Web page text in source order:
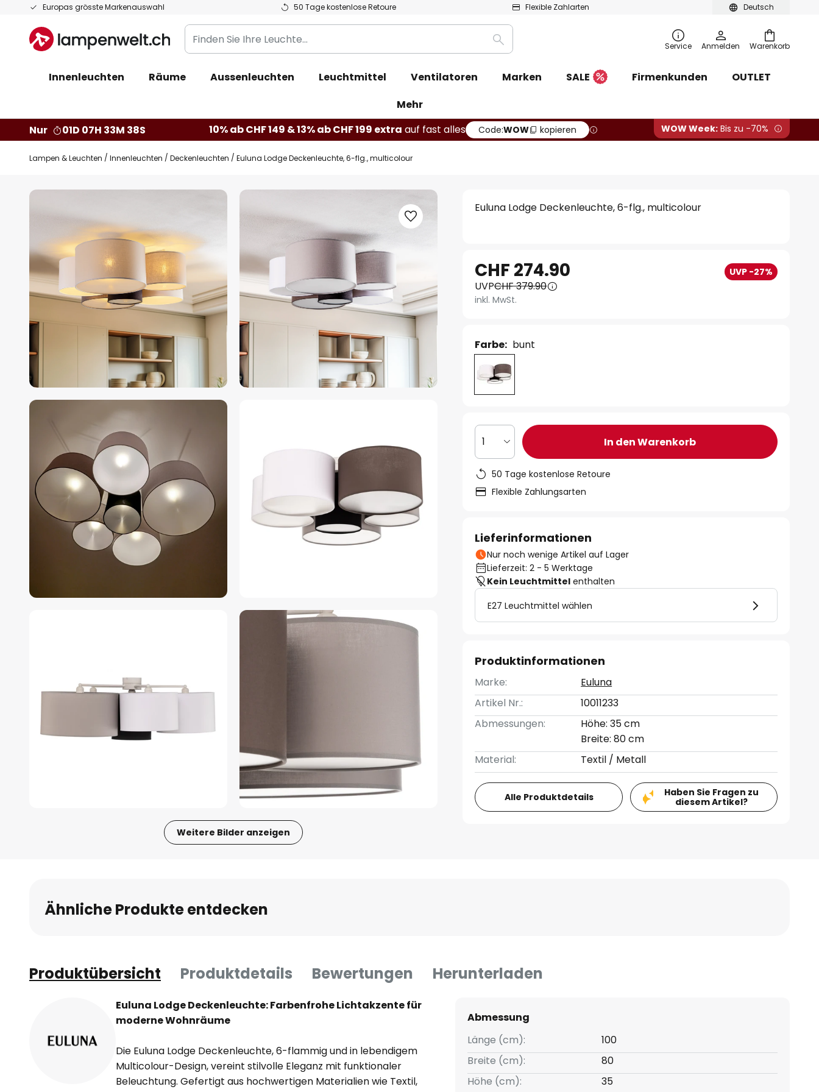
Deutsch
Europas grösste Markenauswahl 50 Tage kostenlose Retoure Flexible Zahlarten
Zum
springen
Warenkorb
Finden
Sie
Leuchte...
Suche Service Anmelden
Innenleuchten Räume Aussenleuchten Leuchtmittel Ventilatoren Marken SALE Firmenkunden
OUTLET
Mehr
Nur
01D 07H 33M 37S 10% ab CHF 149 & 13% ab CHF 199 extra auf fast alles Code:WOW kopieren WOW Week: Bis zu -70%
Lampen & Leuchten Innenleuchten Deckenleuchten Euluna Lodge Deckenleuchte, 6-flg., multicolour
Zum
Bildgalerie
springen
Weitere Bilder anzeigen
Bildgalerie
springen
Euluna Lodge Deckenleuchte, 6-flg., multicolour
CHF 274.90 UVP -27%
UVPCHF 379.90
inkl. MwSt.
Farbe: bunt
1 In den Warenkorb
50 Tage kostenlose Retoure
Flexible Zahlungsarten
Lieferinformationen
Nur noch wenige Artikel auf Lager
Lieferzeit: 2 - 5 Werktage
Kein Leuchtmittel enthalten
E27 Leuchtmittel wählen
Produktinformationen
Marke:
Euluna
Artikel Nr.:
10011233
Abmessungen:
Höhe: 35 cm
Breite: 80 cm
Material:
Textil / Metall
Alle Produktdetails
Haben Sie Fragen zu
diesem Artikel?
Ähnliche Produkte entdecken
Produktübersicht Produktdetails Bewertungen Herunterladen
Euluna Lodge Deckenleuchte: Farbenfrohe Lichtakzente für
moderne Wohnräume
Die Euluna Lodge Deckenleuchte, 6-flammig und in lebendigem
Multicolour-Design, vereint stilvolle Eleganz mit funktionaler
Beleuchtung. Gefertigt aus hochwertigen Materialien wie Textil,
Abmessung
Länge (cm):
100
Breite (cm):
80
Höhe (cm):
35